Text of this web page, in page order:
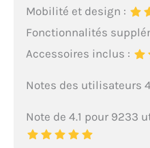
Mobilité et design :
Fonctionnalités
Accessoires inclus :
Notes des utilisateurs
Note de 4.1 pour 9233